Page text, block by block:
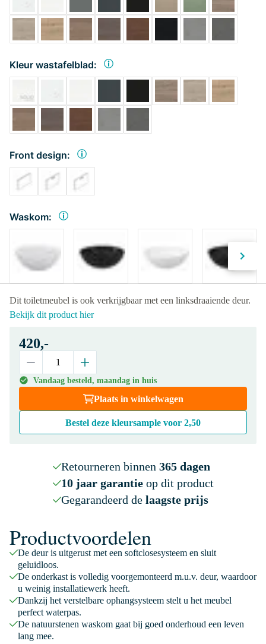
Kleur wastafelblad:
Front design:
Waskom:
Dit toiletmeubel is ook verkrijgbaar met een linksdraaiende deur.
Bekijk dit product hier
420,-
Vandaag besteld, maandag in huis
Plaats in winkelwagen
Bestel deze kleursample voor 2,50
Retourneren binnen 365 dagen
10 jaar garantieop dit product
Gegarandeerd de laagste prijs
Productvoordelen
De deur is uitgerust met een softclosesysteem en sluit
geluidloos.
De onderkast is volledig voorgemonteerd m.u.v. deur, waardoor
u weinig installatiewerk heeft.
Dankzij het verstelbare ophangsysteem stelt u het meubel
perfect waterpas.
De natuurstenen waskom gaat bij goed onderhoud een leven
lang mee.